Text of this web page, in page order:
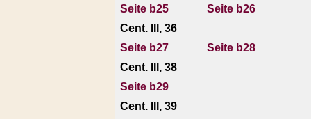
Seite b25
Seite b26
Cent. III, 36
Seite b27
Seite b28
Cent. III, 38
Seite b29
Cent. III, 39